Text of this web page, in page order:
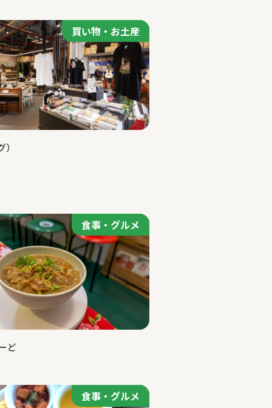
買い物・お土産
買い物・お土産
食事・グルメ
食事・グルメ
ど
食事・グルメ
食事・グルメ